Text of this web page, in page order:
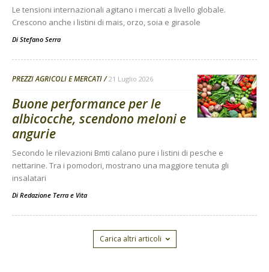
Le tensioni internazionali agitano i mercati a livello globale.
Crescono anche i listini di mais, orzo, soia e girasole
Di Stefano Serra
PREZZI AGRICOLI E MERCATI 21 Luglio 2026
Buone performance per le
albicocche, scendono meloni e
angurie
Secondo le rilevazioni Bmti calano pure i listini di pesche e
nettarine. Tra i pomodori, mostrano una maggiore tenuta gli
insalatari
Di Redazione Terra e Vita
Carica altri articoli